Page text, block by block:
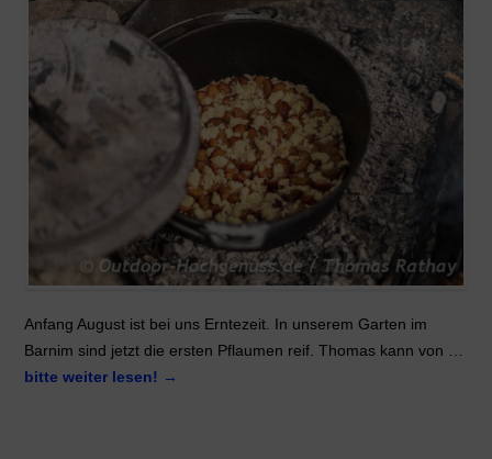
Anfang August ist bei uns Erntezeit. In unserem Garten im
Barnim sind jetzt die ersten Pflaumen reif. Thomas kann von …
bitte weiter lesen! →